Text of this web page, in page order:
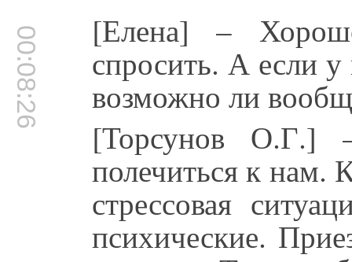
00:08:26 [Елена] –
спросить. А если у
возможно ли
[Торсунов О.Г.]
полечиться к нам.
стрессовая
психические.